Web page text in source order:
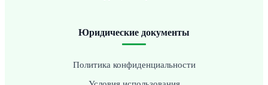
Юридические документы
Политика конфиденциальности